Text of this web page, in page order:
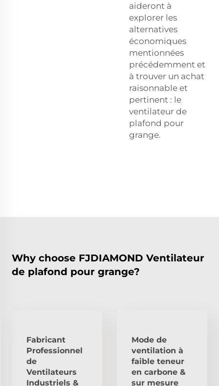
aideront à
explorer les
alternatives
économiques
mentionnées
précédemment et
à trouver un achat
raisonnable et
pertinent : le
ventilateur de
plafond pour
grange.
Why choose FJDIAMOND Ventilateur
de plafond pour grange?
Fabricant
Professionnel
de
Ventilateurs
Industriels &
Mode de
ventilation à
faible teneur
en carbone &
sur mesure